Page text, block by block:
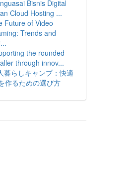
Bisnis Digital
Cloud Hosting ...
Future of Video
Trends and
the rounded
through innov...
暮らしキャンプ：快適
作るための選び方